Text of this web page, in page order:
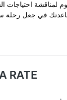
لمناقشة
في جعل رحلة